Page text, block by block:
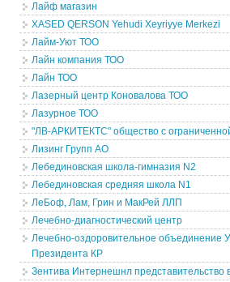
Лайф магазин
XASED QERSON Yehudi Xeyriyye Merkezi
Лайм-Уют ТОО
Лайн компания ТОО
Лайн ТОО
Лазерный центр Коновалова ТОО
Лазурное ТОО
"ЛВ-АРКИТЕКТС" общество с
Лизинг Групп АО
Лебединовская школа-гимназия N2
Лебединовская средняя школа N1
ЛеБоф, Лам, Грин и МакРей ЛЛП
Лечебно-диагностический центр
Лечебно-оздоровительное объединение
Президента КР
Зентива Интернешнл представительство